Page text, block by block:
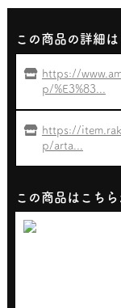
この商品の詳細
https://
p/%E3%83...
https://
p/arta...
この商品はこち